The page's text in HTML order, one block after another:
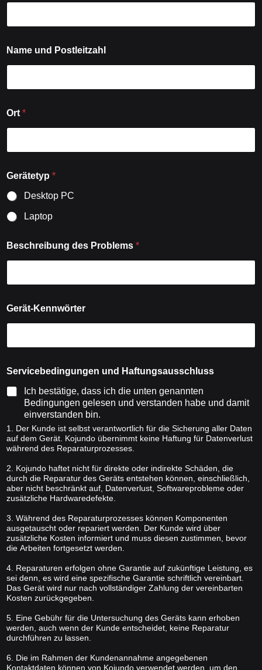
Name und Postleitzahl
Ort *
Gerätetyp *
Desktop PC
Laptop
Beschreibung des Problems *
Gerät-Kennwörter
Servicebedingungen und Haftungsausschluss
Ich bestätige, dass ich die unten genannten
Bedingungen gelesen und verstanden habe und damit
einverstanden bin.
1. Der Kunde ist selbst verantwortlich für die Sicherung aller Daten
auf dem Gerät. Kojundo übernimmt keine Haftung für Datenverlust
während des Reparaturprozesses.
2. Kojundo haftet nicht für direkte oder indirekte Schäden, die
durch die Reparatur des Geräts entstehen können, einschließlich,
aber nicht beschränkt auf, Datenverlust, Softwareprobleme oder
zusätzliche Hardwaredefekte.
3. Während des Reparaturprozesses können Komponenten
ausgetauscht oder repariert werden. Der Kunde wird über
zusätzliche Kosten informiert und muss diesen zustimmen, bevor
die Arbeiten fortgesetzt werden.
4. Reparaturen erfolgen ohne Garantie auf zukünftige Leistung, es
sei denn, es wird eine spezifische Garantie schriftlich vereinbart.
Das Gerät wird nur nach vollständiger Zahlung der vereinbarten
Kosten zurückgegeben.
5. Eine Gebühr für die Untersuchung des Geräts kann erhoben
werden, auch wenn der Kunde entscheidet, keine Reparatur
durchführen zu lassen.
6. Die im Rahmen der Kundenannahme angegebenen
Kontaktdaten können von Kojundo verwendet werden, um den